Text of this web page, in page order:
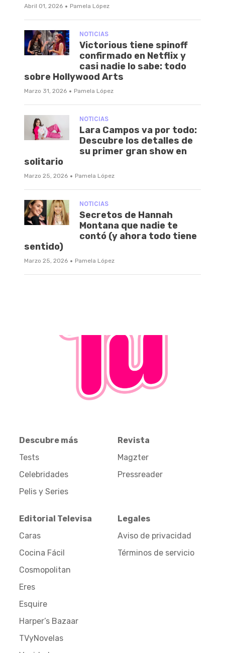
Abril 01, 2026 · Pamela López
NOTICIAS
Victorious tiene spinoff
confirmado en Netflix y
casi nadie lo sabe: todo
sobre Hollywood Arts
Marzo 31, 2026 · Pamela López
NOTICIAS
Lara Campos va por todo:
Descubre los detalles de
su primer gran show en
solitario
Marzo 25, 2026 · Pamela López
NOTICIAS
Secretos de Hannah
Montana que nadie te
contó (y ahora todo tiene
sentido)
Marzo 25, 2026 · Pamela López
Descubre más
Tests
Celebridades
Pelis y Series
Revista
Magzter
Pressreader
Editorial Televisa
Caras
Cocina Fácil
Cosmopolitan
Eres
Esquire
Harper’s Bazaar
TVyNovelas
Legales
Aviso de privacidad
Términos de servicio